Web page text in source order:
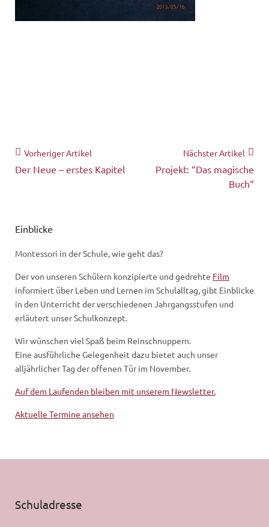
Vorheriger Artikel
Der Neue – erstes Kapitel
Nächster Artikel
Projekt: “Das magische
Buch“
Einblicke
Montessori in der Schule, wie geht das?
Der von unseren Schülern konzipierte und gedrehte Film
informiert über Leben und Lernen im Schulalltag, gibt Einblicke
in den Unterricht der verschiedenen Jahrgangsstufen und
erläutert unser Schulkonzept.
Wir wünschen viel Spaß beim Reinschnuppern.
Eine ausführliche Gelegenheit dazu bietet auch unser
alljährlicher Tag der offenen Tür im November.
Auf dem Laufenden bleiben mit unserem Newsletter.
Aktuelle Termine ansehen
Schuladresse